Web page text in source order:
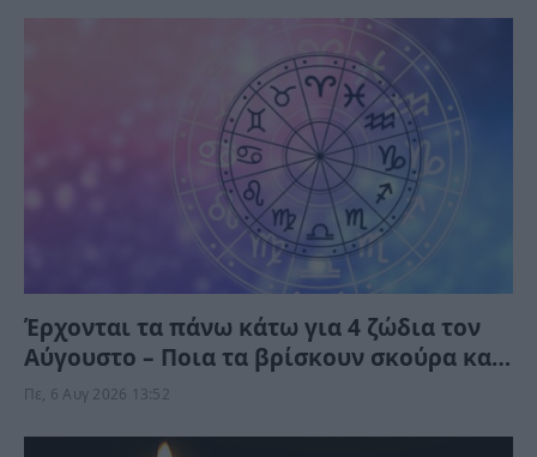
Έρχονται τα πάνω κάτω για 4 ζώδια τον
Αύγουστο – Ποια τα βρίσκουν σκούρα και
ποια αναπνεόυν
Πε, 6 Αυγ 2026 13:52